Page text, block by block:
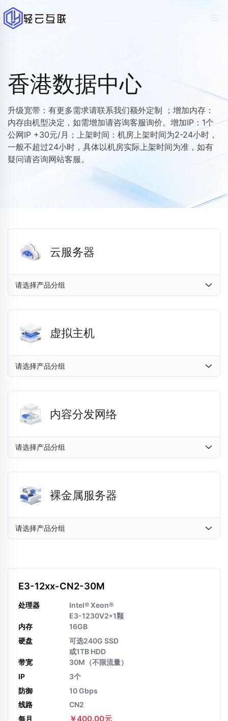
香港数据中心
升级宽带：有更多需求请联系我们额外定制 ；增加内存：
内存由机型决定，如需增加请咨询客服询价。增加IP：1个
公网IP +30元/月；上架时间：机房上架时间为2-24小时，
一般不超过24小时，具体以机房实际上架时间为准，如有
疑问请咨询网站客服。
云服务器
请选择产品分组
虚拟主机
请选择产品分组
内容分发网络
请选择产品分组
裸金属服务器
请选择产品分组
E3-12xx-CN2-30M
处理器
Intel® Xeon®
E3-1230V2*1颗
内存
16GB
硬盘
可选240G SSD
或1TB HDD
带宽
30M（不限流量）
IP
3个
防御
10 Gbps
线路
CN2
每月
￥400.00元